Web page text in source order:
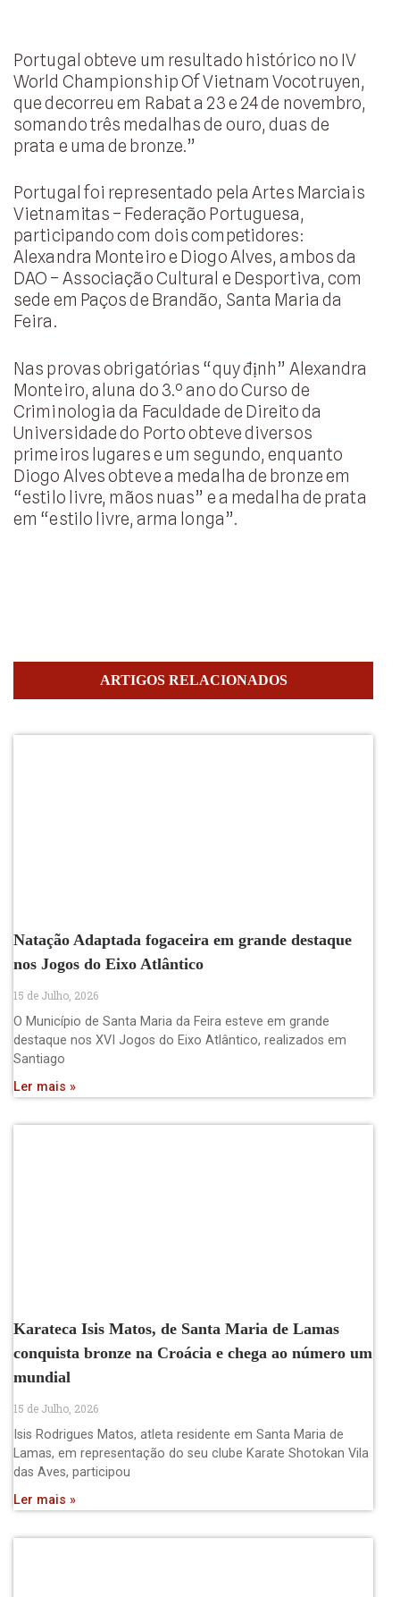
Portugal obteve um resultado histórico no IV
World Championship Of Vietnam Vocotruyen,
que decorreu em Rabat a 23 e 24 de novembro,
somando três medalhas de ouro, duas de
prata e uma de bronze.”
Portugal foi representado pela Artes Marciais
Vietnamitas – Federação Portuguesa,
participando com dois competidores:
Alexandra Monteiro e Diogo Alves, ambos da
DAO – Associação Cultural e Desportiva, com
sede em Paços de Brandão, Santa Maria da
Feira.
Nas provas obrigatórias “quy định” Alexandra
Monteiro, aluna do 3.º ano do Curso de
Criminologia da Faculdade de Direito da
Universidade do Porto obteve diversos
primeiros lugares e um segundo, enquanto
Diogo Alves obteve a medalha de bronze em
“estilo livre, mãos nuas” e a medalha de prata
em “estilo livre, arma longa”.
ARTIGOS RELACIONADOS
Natação Adaptada fogaceira em grande destaque
nos Jogos do Eixo Atlântico
15 de Julho, 2026
O Município de Santa Maria da Feira esteve em grande
destaque nos XVI Jogos do Eixo Atlântico, realizados em
Santiago
Ler mais »
Karateca Isis Matos, de Santa Maria de Lamas
conquista bronze na Croácia e chega ao número um
mundial
15 de Julho, 2026
Isis Rodrigues Matos, atleta residente em Santa Maria de
Lamas, em representação do seu clube Karate Shotokan Vila
das Aves, participou
Ler mais »